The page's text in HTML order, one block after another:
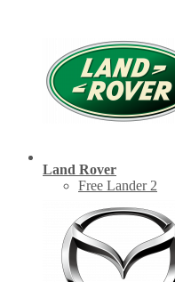
Land Rover
Free Lander 2